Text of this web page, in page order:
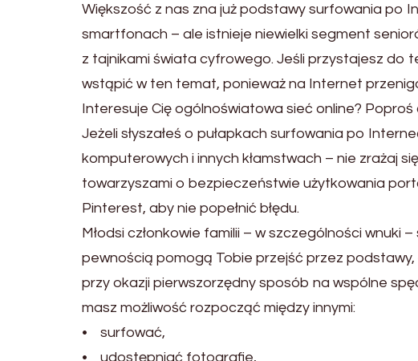
Większość z nas zna już podstawy surfowania po
smartfonach – ale istnieje niewielki segment
z tajnikami świata cyfrowego. Jeśli przystajesz do
wstąpić w ten temat, ponieważ na Internet
Interesuje Cię ogólnoświatowa sieć online?
Jeżeli słyszałeś o pułapkach surfowania po
komputerowych i innych kłamstwach – nie zrażaj
towarzyszami o bezpieczeństwie użytkowania
Pinterest, aby nie popełnić błędu.
Młodsi członkowie familii – w szczególności
pewnością pomogą Tobie przejść przez
przy okazji pierwszorzędny sposób na wspólne
masz możliwość rozpocząć między innymi:
• surfować,
• udostępniać fotografie,